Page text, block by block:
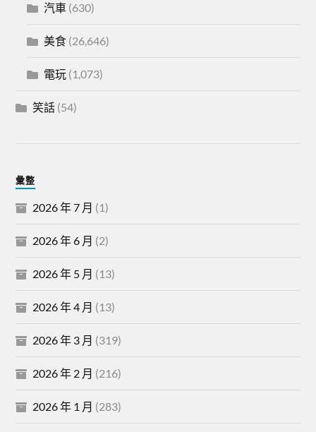
汽車 (630)
美食 (26,646)
電玩 (1,073)
笑話 (54)
彙整
2026 年 7 月 (1)
2026 年 6 月 (2)
2026 年 5 月 (13)
2026 年 4 月 (13)
2026 年 3 月 (319)
2026 年 2 月 (216)
2026 年 1 月 (283)